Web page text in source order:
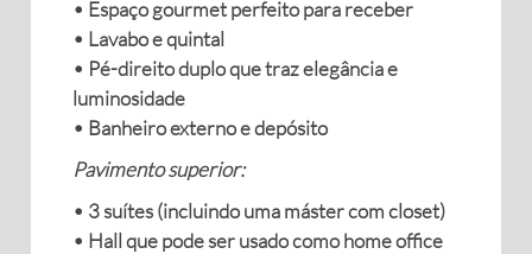
• Espaço gourmet perfeito para receber
• Lavabo e quintal
• Pé-direito duplo que traz elegância e
luminosidade
• Banheiro externo e depósito
Pavimento superior:
• 3 suítes (incluindo uma máster com closet)
• Hall que pode ser usado como home office